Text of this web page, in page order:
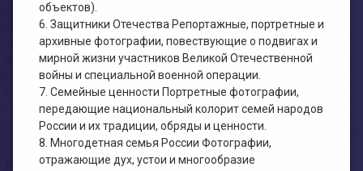
объектов).
6. Защитники Отечества Репортажные, портретные и
архивные фотографии, повествующие о подвигах и
мирной жизни участников Великой Отечественной
войны и специальной военной операции.
7. Семейные ценности Портретные фотографии,
передающие национальный колорит семей народов
России и их традиции, обряды и ценности.
8. Многодетная семья России Фотографии,
отражающие дух, устои и многообразие